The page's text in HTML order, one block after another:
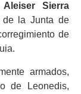
Sierra
de la Junta de
de
armados,
de Leonedis,